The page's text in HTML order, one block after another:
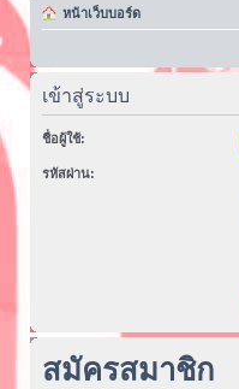
หน้าเว็บบอร์ด
เข้าสู่ระบบ
ชื่อผู้ใช้:
รหัสผ่าน:
สมัครสมาชิก